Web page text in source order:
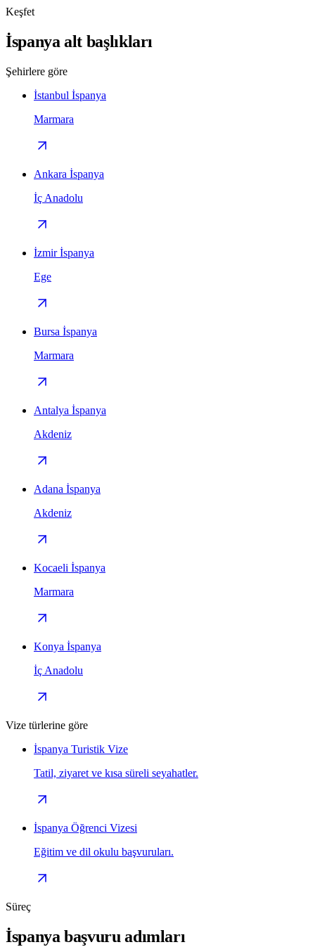
Keşfet
İspanya alt başlıkları
Şehirlere göre
İstanbul İspanya
Marmara
Ankara İspanya
İç Anadolu
İzmir İspanya
Ege
Bursa İspanya
Marmara
Antalya İspanya
Akdeniz
Adana İspanya
Akdeniz
Kocaeli İspanya
Marmara
Konya İspanya
İç Anadolu
Vize türlerine göre
İspanya Turistik Vize
Tatil, ziyaret ve kısa süreli seyahatler.
İspanya Öğrenci Vizesi
Eğitim ve dil okulu başvuruları.
Süreç
İspanya başvuru adımları